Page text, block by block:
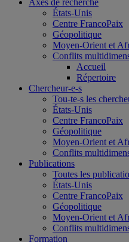
États-Unis
Centre FrancoPaix
Géopolitique
Moyen-Orient et
Conflits
Accueil
Répertoire
Chercheur-e-s
Tou-te-s les
États-Unis
Centre FrancoPaix
Géopolitique
Moyen-Orient et
Conflits
Publications
Toutes les
États-Unis
Centre FrancoPaix
Géopolitique
Moyen-Orient et
Conflits
Formation